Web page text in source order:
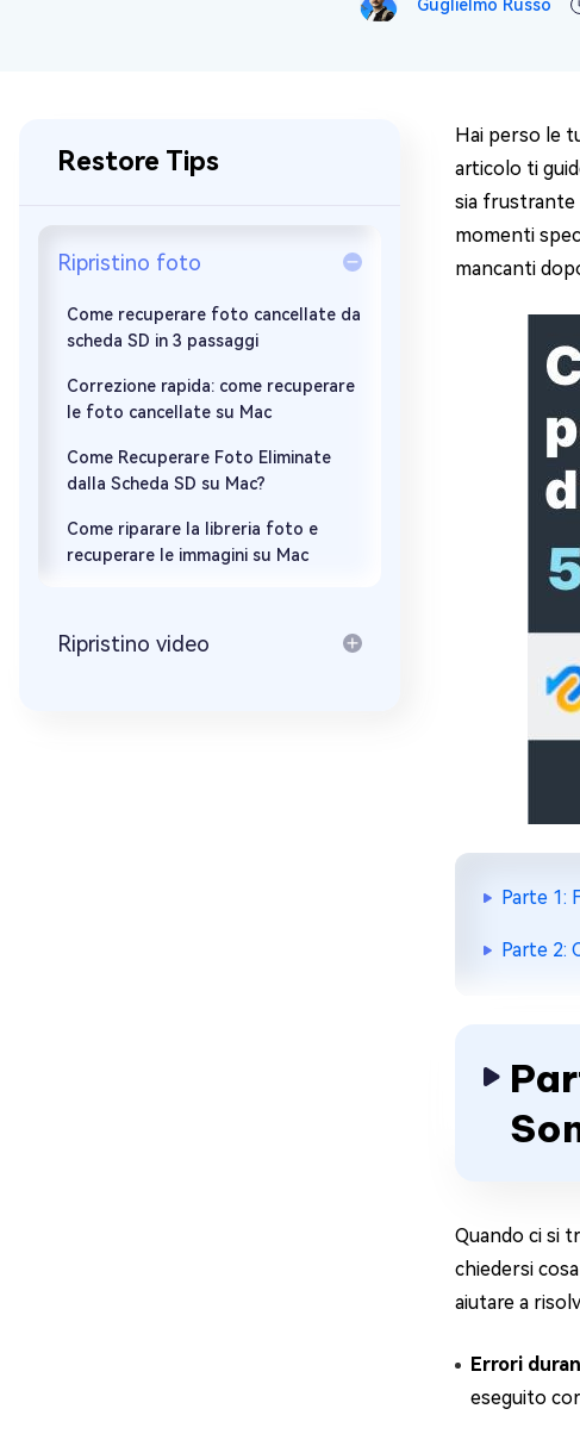
Guglielmo Russo
Restore Tips
Ripristino foto
Come recuperare foto cancellate da
scheda SD in 3 passaggi
Correzione rapida: come recuperare
le foto cancellate su Mac
Come Recuperare Foto Eliminate
dalla Scheda SD su Mac?
Come riparare la libreria foto e
recuperare le immagini su Mac
Ripristino video
Hai perso le
articolo ti
sia frustrante
momenti
mancanti
Parte 1:
Parte 2:
Quando ci si
chiedersi
aiutare a
Errori
eseguito